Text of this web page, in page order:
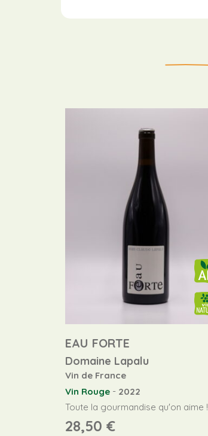
EAU FORTE
Domaine Lapalu
Vin de France
Vin Rouge - 2022
Toute la gourmandise qu'on aime !
28,50 €